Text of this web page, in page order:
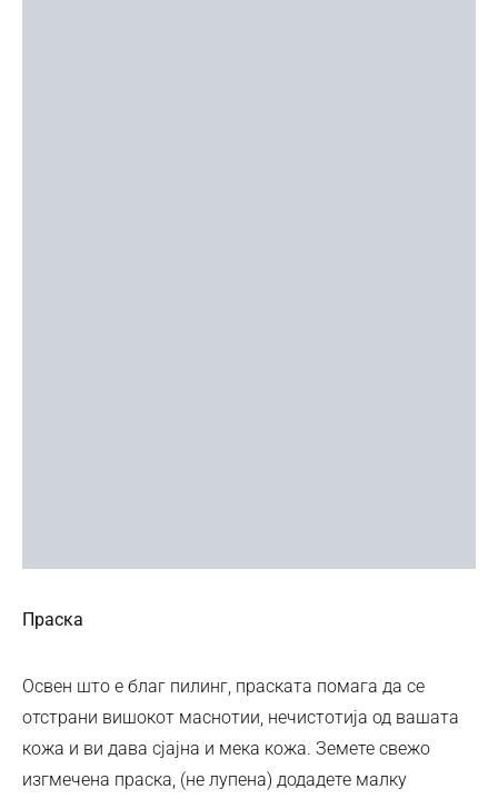
Праска
Освен што е благ пилинг, праската помага да се
отстрани вишокот маснотии, нечистотија од вашата
кожа и ви дава сјајна и мека кожа. Земете свежо
изгмечена праска, (не лупена) додадете малку